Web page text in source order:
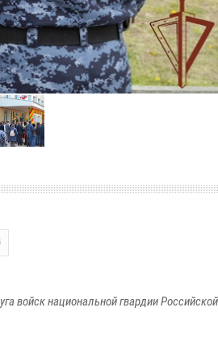
войск национальной гвардии